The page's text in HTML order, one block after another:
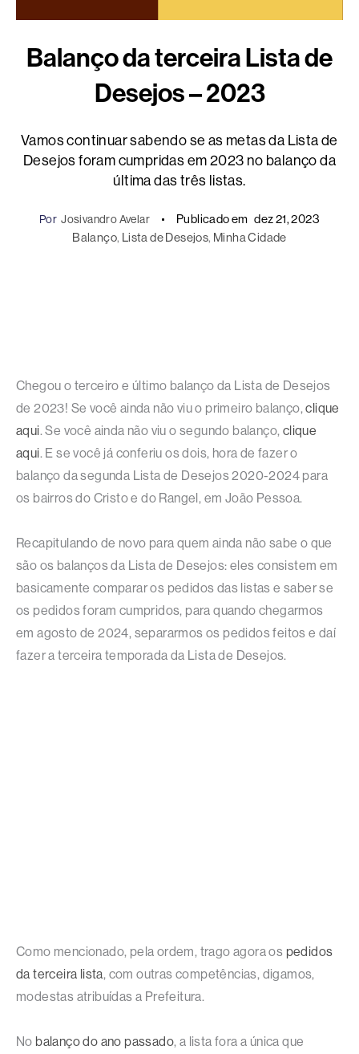
Balanço da terceira Lista de
Desejos – 2023
Vamos continuar sabendo se as metas da Lista de
Desejos foram cumpridas em 2023 no balanço da
última das três listas.
Por Josivandro Avelar Publicado em dez 21, 2023
Balanço, Lista de Desejos, Minha Cidade
Chegou o terceiro e último balanço da Lista de Desejos
de 2023! Se você ainda não viu o primeiro balanço,clique
aqui. Se você ainda não viu o segundo balanço, clique
aqui. E se você já conferiu os dois, hora de fazer o
balanço da segunda Lista de Desejos 2020-2024 para
os bairros do Cristo e do Rangel, em João Pessoa.
Recapitulando de novo para quem ainda não sabe o que
são os balanços da Lista de Desejos: eles consistem em
basicamente comparar os pedidos das listas e saber se
os pedidos foram cumpridos, para quando chegarmos
em agosto de 2024, separarmos os pedidos feitos e daí
fazer a terceira temporada da Lista de Desejos.
Como mencionado, pela ordem, trago agora os pedidos
da terceira lista, com outras competências, digamos,
modestas atribuídas a Prefeitura.
No balanço do ano passado, a lista fora a única que